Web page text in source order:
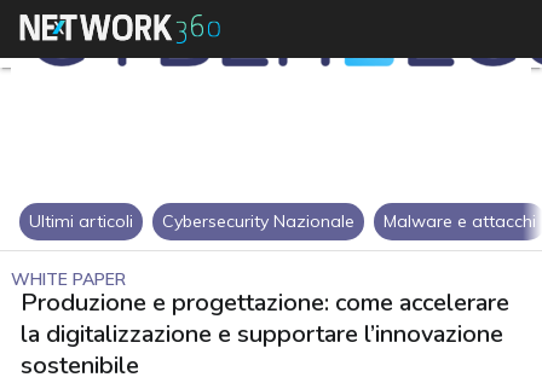
Ultimi articoli Cybersecurity Nazionale Malware e attacchi
WHITE PAPER
Produzione e progettazione: come accelerare
la digitalizzazione e supportare l’innovazione
sostenibile